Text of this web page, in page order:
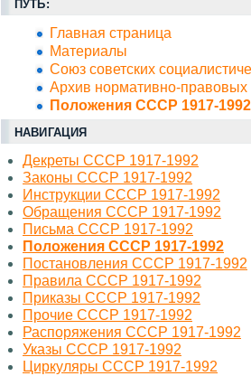
ПУТЬ:
Главная страница
Материалы
Союз советских
Архив нормативно-правовых
Положения СССР 1917-1992
НАВИГАЦИЯ
Декреты СССР 1917-1992
Законы СССР 1917-1992
Инструкции СССР 1917-1992
Обращения СССР 1917-1992
Письма СССР 1917-1992
Положения СССР 1917-1992
Постановления СССР 1917-1992
Правила СССР 1917-1992
Приказы СССР 1917-1992
Прочие СССР 1917-1992
Распоряжения СССР 1917-1992
Указы СССР 1917-1992
Циркуляры СССР 1917-1992